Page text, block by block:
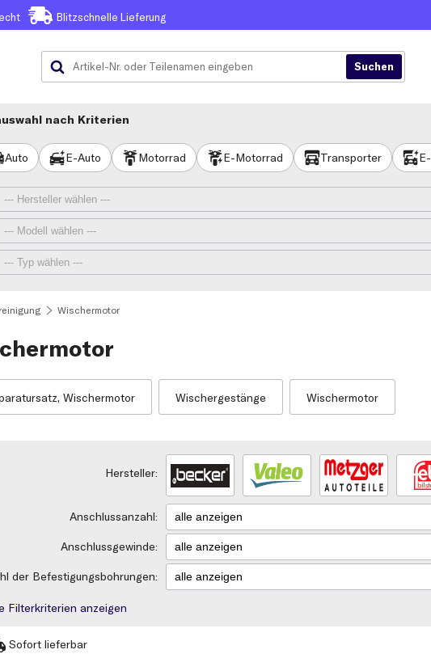
Blitzschnelle Lieferung
nach Kriterien
Auto E-Auto Motorrad E-Motorrad Transporter
Wischermotor
Wischermotor Wischergestänge Wischermotor
Hersteller:
Anschlussanzahl:
Anschlussgewinde:
der Befestigungsbohrungen:
Filterkriterien anzeigen
Sofort lieferbar